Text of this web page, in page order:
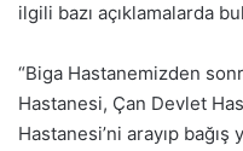
ilgili bazı açıklamalarda
“Biga Hastanemizden
Hastanesi, Çan Devlet
Hastanesi’ni arayıp